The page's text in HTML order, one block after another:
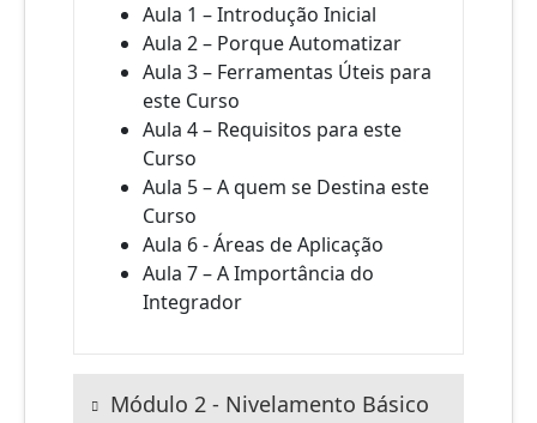
Aula 1 – Introdução Inicial
Aula 2 – Porque Automatizar
Aula 3 – Ferramentas Úteis para
este Curso
Aula 4 – Requisitos para este
Curso
Aula 5 – A quem se Destina este
Curso
Aula 6 - Áreas de Aplicação
Aula 7 – A Importância do
Integrador
Módulo 2 - Nivelamento Básico